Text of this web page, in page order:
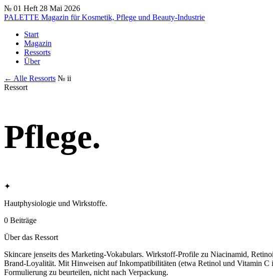
№ 01 Heft 28 Mai 2026
PALETTE Magazin für Kosmetik, Pflege und Beauty-Industrie
Start
Magazin
Ressorts
Über
← Alle Ressorts № ii
Ressort
Pflege.
✦
Hautphysiologie und Wirkstoffe.
0 Beiträge
Über das Ressort
Skincare jenseits des Marketing-Vokabulars. Wirkstoff-Profile zu Niacinamid,
Brand-Loyalität. Mit Hinweisen auf Inkompatibilitäten (etwa Retinol und Vitamin C
Formulierung zu beurteilen, nicht nach Verpackung.